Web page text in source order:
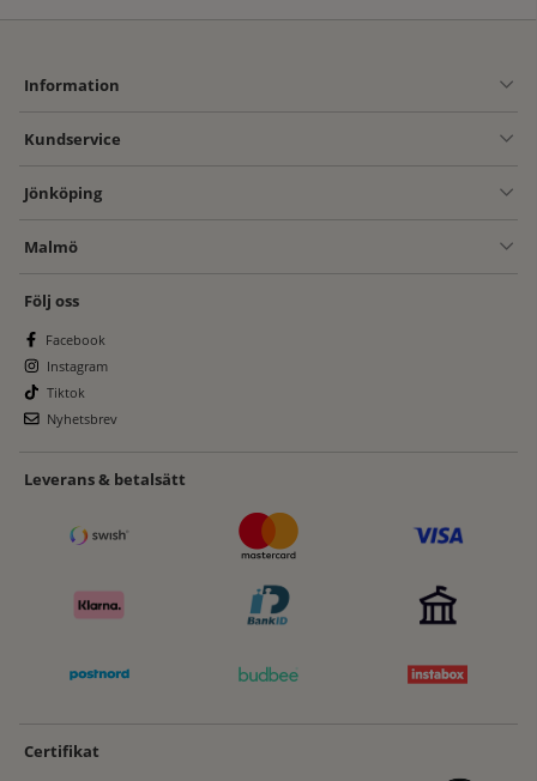
Information
Kundservice
Jönköping
Malmö
Följ oss
Facebook
Instagram
Tiktok
Nyhetsbrev
Leverans & betalsätt
Certifikat